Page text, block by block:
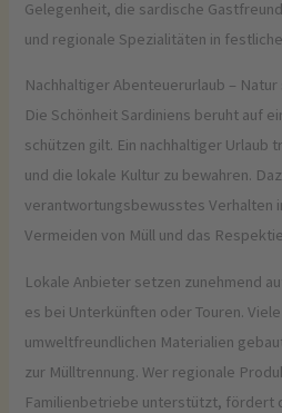
Gelegenheit, die sardische
und regionale Spezialitäten in
Nachhaltiger Abenteuerurlaub – Natur
Die Schönheit Sardiniens beruht auf
schützen gilt. Ein nachhaltiger Urlaub
und die lokale Kultur zu bewahren.
verantwortungsbewusstes Verhalten
Vermeiden von Müll und das
Lokale Anbieter setzen zunehmend
es bei Unterkünften oder Touren.
umweltfreundlichen Materialien
zur Mülltrennung. Wer regionale
Familienbetriebe unterstützt, fördert